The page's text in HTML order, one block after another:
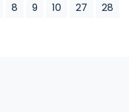
8 9 10 27 28